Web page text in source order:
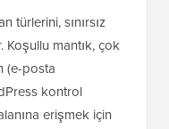
türlerini, sınırsız
Koşullu mantık, çok
(e-posta
kontrol
erişmek için